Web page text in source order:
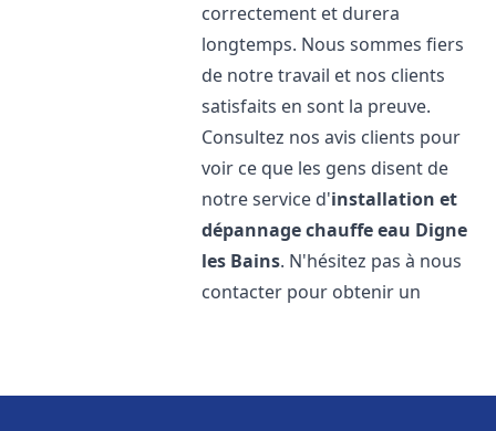
correctement et durera
longtemps. Nous sommes fiers
de notre travail et nos clients
satisfaits en sont la preuve.
Consultez nos avis clients pour
voir ce que les gens disent de
notre service d'installation et
dépannage chauffe eau Digne
les Bains. N'hésitez pas à nous
contacter pour obtenir un